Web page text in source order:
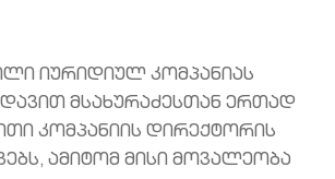
იურიდიულ კომპანიას
მსახურაძესთან ერთად
კომპანიის დირექტორის
ამიტომ მისი მოვალეობა